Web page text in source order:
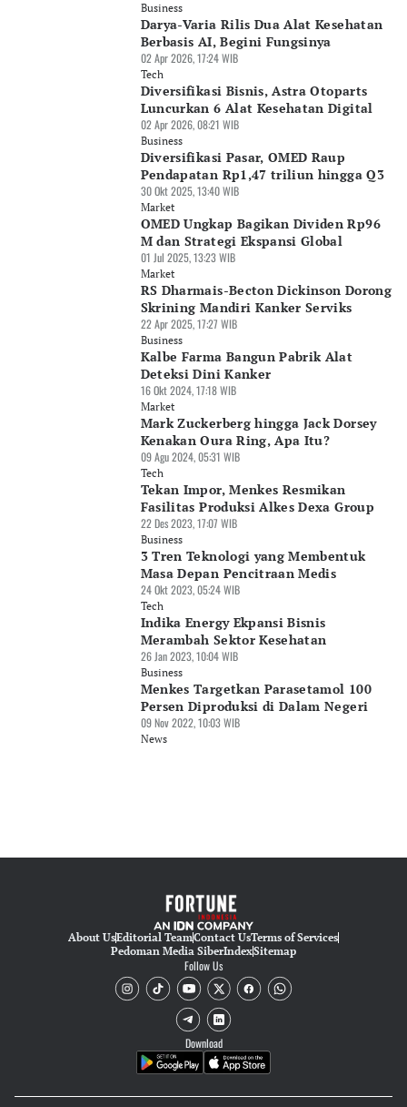
Business
Darya-Varia Rilis Dua Alat Kesehatan
Berbasis AI, Begini Fungsinya
02 Apr 2026, 17:24 WIB
Tech
Diversifikasi Bisnis, Astra Otoparts
Luncurkan 6 Alat Kesehatan Digital
02 Apr 2026, 08:21 WIB
Business
Diversifikasi Pasar, OMED Raup
Pendapatan Rp1,47 triliun hingga Q3
30 Okt 2025, 13:40 WIB
Market
OMED Ungkap Bagikan Dividen Rp96
M dan Strategi Ekspansi Global
01 Jul 2025, 13:23 WIB
Market
RS Dharmais-Becton Dickinson Dorong
Skrining Mandiri Kanker Serviks
22 Apr 2025, 17:27 WIB
Business
Kalbe Farma Bangun Pabrik Alat
Deteksi Dini Kanker
16 Okt 2024, 17:18 WIB
Market
Mark Zuckerberg hingga Jack Dorsey
Kenakan Oura Ring, Apa Itu?
09 Agu 2024, 05:31 WIB
Tech
Tekan Impor, Menkes Resmikan
Fasilitas Produksi Alkes Dexa Group
22 Des 2023, 17:07 WIB
Business
3 Tren Teknologi yang Membentuk
Masa Depan Pencitraan Medis
24 Okt 2023, 05:24 WIB
Tech
Indika Energy Ekpansi Bisnis
Merambah Sektor Kesehatan
26 Jan 2023, 10:04 WIB
Business
Menkes Targetkan Parasetamol 100
Persen Diproduksi di Dalam Negeri
09 Nov 2022, 10:03 WIB
News
About UsEditorial TeamContact UsTerms of Services
Pedoman Media SiberIndexSitemap
Follow Us
Download